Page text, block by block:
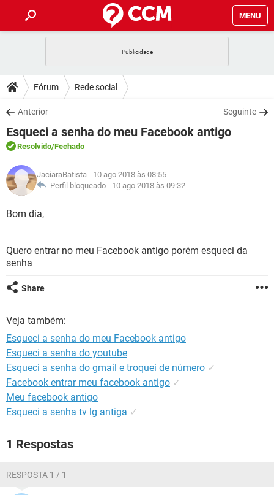
MENU
CELULAR
OUTLOOK
INSTAGRAM GMAIL
GUIA DE COMPRAS
DICAS
JOGOS
OUTLOOK
INSTAGRAM
GUIA DE COMPRAS
DOWNLOADS
JOGOS WHATSAPP
CELULAR
OUTLOOK EXCEL
INSTAGRAM
GUIA DE COMPRAS
FÓRUM
JOGOS
CELULAR FACEBOOK
GUIA DE COMPRAS
GLOSSÁRIO
JOGOS
CELULAR
INSTAGRAM GMAIL
Fórum Rede social
Anterior Seguinte
Esqueci a senha do meu Facebook antigo
Resolvido/Fechado
JaciaraBatista - 10 ago 2018 às 08:55
Perfil bloqueado - 10 ago 2018 às 09:32
Bom dia,
Quero entrar no meu Facebook antigo porém esqueci da
senha
Share
Veja também:
Esqueci a senha do meu Facebook antigo
Esqueci a senha do youtube
Esqueci a senha do gmail e troquei de número ✓
Facebook entrar meu facebook antigo ✓
Meu facebook antigo
Esqueci a senha tv lg antiga ✓
1 Respostas
RESPOSTA 1 / 1